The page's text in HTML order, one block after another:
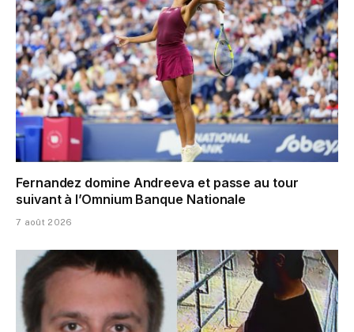
Fernandez domine Andreeva et passe au tour
suivant à l’Omnium Banque Nationale
7 août 2026